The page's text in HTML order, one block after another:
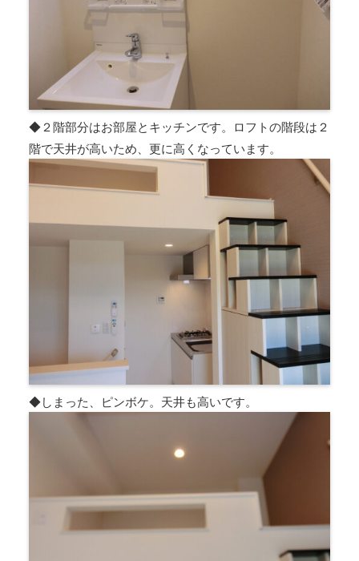
◆２階部分はお部屋とキッチンです。ロフトの階段は２
階で天井が高いため、更に高くなっています。
◆しまった、ピンボケ。天井も高いです。